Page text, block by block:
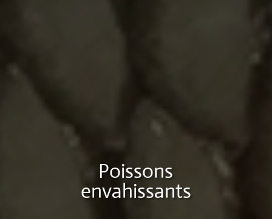
Poissons
envahissants